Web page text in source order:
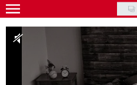
Skip
to
main
Gwiazdy